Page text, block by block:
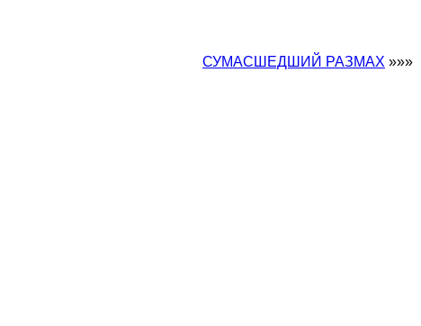
СУМАСШЕДШИЙ РАЗМАХ »»»